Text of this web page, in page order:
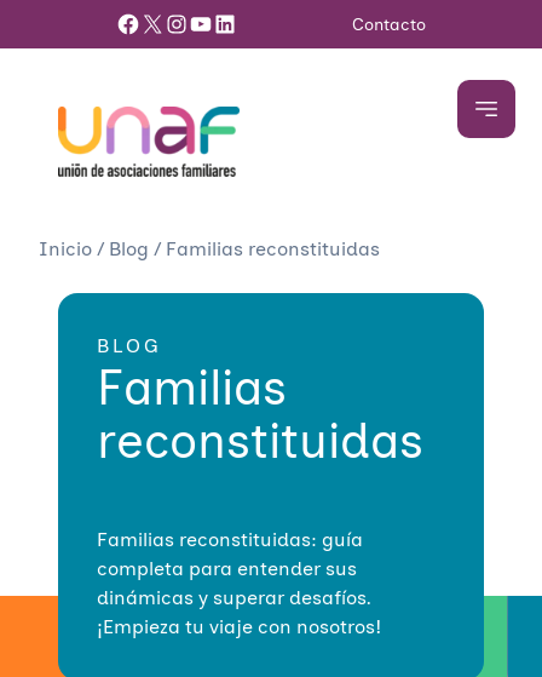
Facebook X InstagramYouTube LinkedIn Contacto
Inicio / Blog / Familias reconstituidas
BLOG
Familias
reconstituidas
Familias reconstituidas: guía
completa para entender sus
dinámicas y superar desafíos.
¡Empieza tu viaje con nosotros!